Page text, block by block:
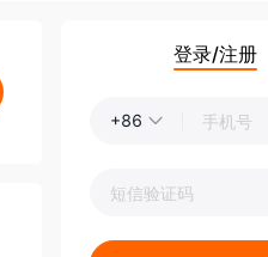
登录/注册
+86